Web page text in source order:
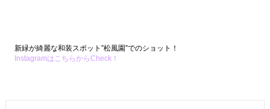
新緑が綺麗な和装スポット”松風園”でのショット！
InstagramはこちらからCheck！